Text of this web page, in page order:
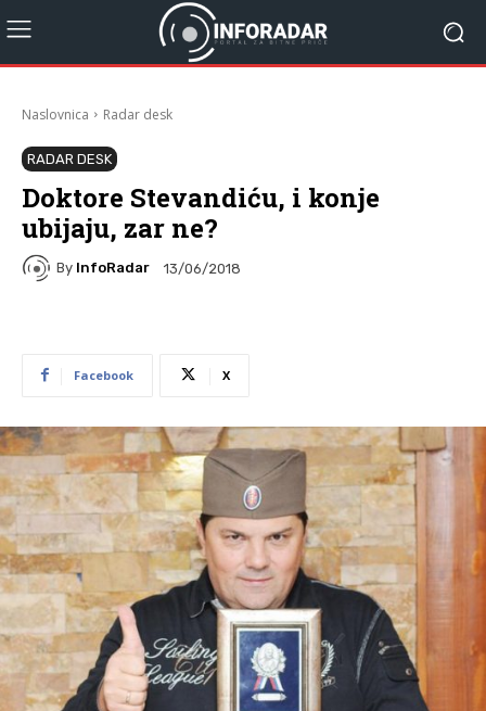
Naslovnica Radar desk
RADAR DESK
Doktore Stevandiću, i konje
ubijaju, zar ne?
By InfoRadar 13/06/2018
Facebook X